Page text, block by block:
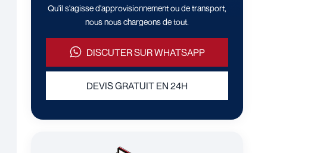
Qu'il s'agisse d'approvisionnement ou de transport,
nous nous chargeons de tout.
DISCUTER SUR WHATSAPP
DEVIS GRATUIT EN 24H